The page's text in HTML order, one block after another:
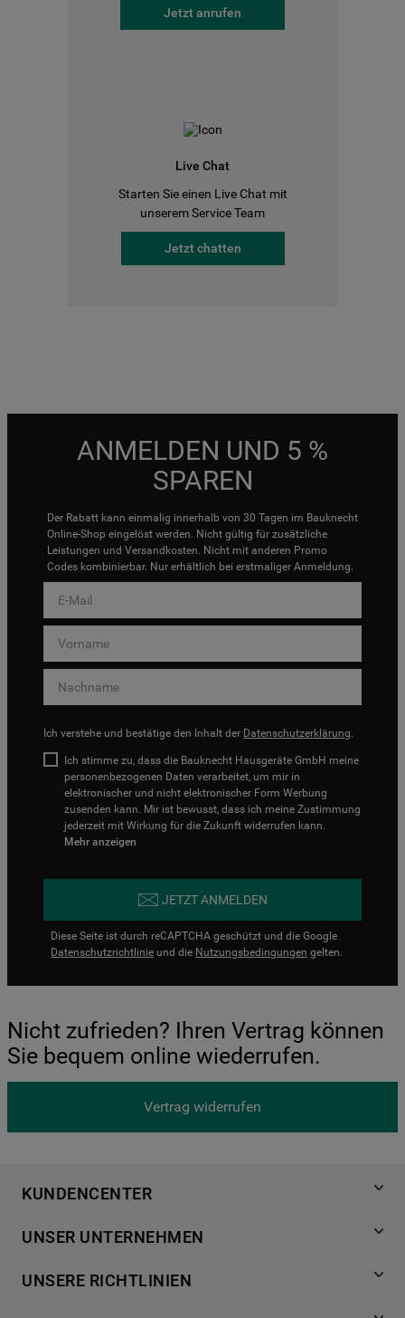
Jetzt anrufen
Live Chat
Starten Sie einen Live Chat mit
unserem Service Team
Jetzt chatten
ANMELDEN UND 5 %
SPAREN
Der Rabatt kann einmalig innerhalb von 30 Tagen im Bauknecht
Online-Shop eingelöst werden. Nicht gültig für zusätzliche
Leistungen und Versandkosten. Nicht mit anderen Promo
Codes kombinierbar. Nur erhältlich bei erstmaliger Anmeldung.
Ich verstehe und bestätige den Inhalt der Datenschutzerklärung.
Ich stimme zu, dass die Bauknecht Hausgeräte GmbH meine
personenbezogenen Daten verarbeitet, um mir in
elektronischer und nicht elektronischer Form Werbung
zusenden kann. Mir ist bewusst, dass ich meine Zustimmung
jederzeit mit Wirkung für die Zukunft widerrufen kann.
Mehr anzeigen
JETZT ANMELDEN
Diese Seite ist durch reCAPTCHA geschützt und die Google
Datenschutzrichtlinie und die Nutzungsbedingungen gelten.
Nicht zufrieden? Ihren Vertrag können
Sie bequem online wiederrufen.
Vertrag widerrufen
KUNDENCENTER
Händlersuche
Häufige Fragen
UNSER UNTERNEHMEN
Für Händler
UNSERE RICHTLINIEN